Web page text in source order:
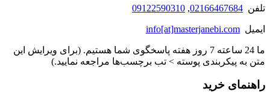
تلفن 02166467684
,
09122590310
ایمیل info[at]masterjanebi.com
ما 24 ساعته 7 روز هفته پاسخگوی شما هستیم. (برای ویرایش این
متن به پیکربندی پوسته > تب برچسب‌ها مراجعه نمایید.)
راهنمای خرید